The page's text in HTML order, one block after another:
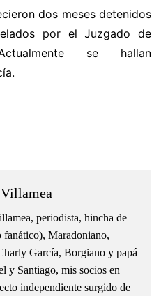
dos meses detenidos
por el Juzgado de
se hallan
periodista, hincha de
fanático), Maradoniano,
García, Borgiano y papá
y Santiago, mis socios en
independiente surgido de